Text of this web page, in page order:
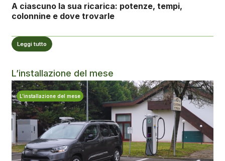
A ciascuno la sua ricarica: potenze, tempi,
colonnine e dove trovarle
Leggi tutto
L’installazione del mese
L’installazione del mese